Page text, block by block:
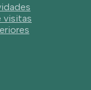
visitas